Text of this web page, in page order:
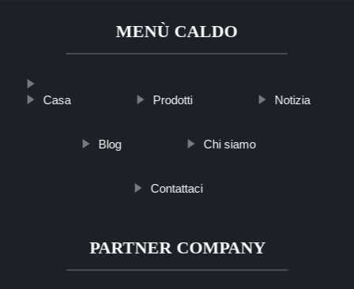
MENÙ CALDO
Casa Prodotti Notizia
Blog Chi siamo
Contattaci
PARTNER COMPANY